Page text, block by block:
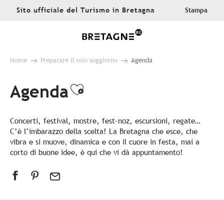
AllerSito ufficiale del Turismo in Bretagna Stampa
Home Preparare il mio soggiorno Agenda
AgendaAjouter aux favoris
Concerti, festival, mostre, fest-noz, escursioni, regate…
C’è l’imbarazzo della scelta! La Bretagna che esce, che
vibra e si muove, dinamica e con il cuore in festa, mai a
corto di buone idee, è qui che vi dà appuntamento!